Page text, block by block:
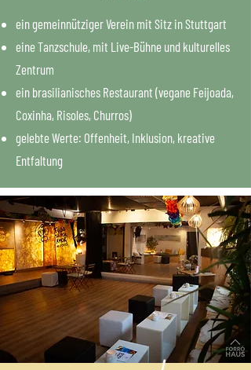
ein gemeinnütziger Verein mit Sitz in Stuttgart
eine Tanzschule, mit Live-Bühne und kulturelles
Zentrum
ein brasilianisches Restaurant (vegane Feijoada,
Coxinha, Risoles, Churros)
gelebte Werte: Offenheit, Inklusion, kreative
Entfaltung